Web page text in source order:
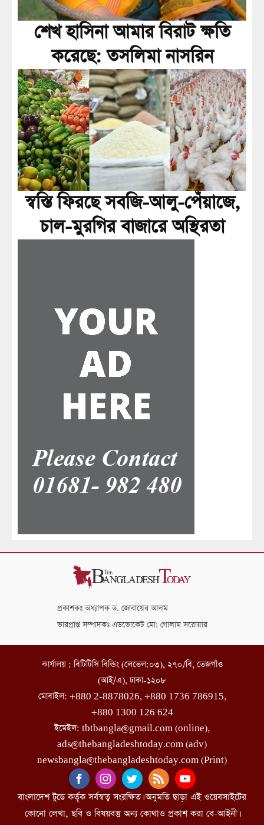
শেখ হাসিনা আমার বিরাট ক্ষতি
করেছে: তসলিমা নাসরিন
স্বস্তি ফিরছে সবজি-আলু-পেঁয়াজে,
চাল-মুরগির বাজারে অস্থিরতা
প্রকাশকঃ অধ্যাপক ড. জোবায়ের আলম
ভারপ্রাপ্ত সম্পাদকঃ এডভোকেট মো: গোলাম সরোয়ার
কার্যালয় : বিটিটিসি বিল্ডিং (লেভেল:০৩), ২৭০/বি, তেজগাঁও
(আই/এ), ঢাকা-১২০৮
মোবাইল: +880 2-8878026, +880 1736 786915,
+880 1300 126 624
ইমেইল: tbtbangla@gmail.com (online),
ads@thebangladeshtoday.com (adv)
newsbangla@thebangladeshtoday.com (Print)
বাংলাদেশ টুডে কর্তৃক সর্বস্বত্ব সংরক্ষিত। অনুমতি ছাড়া এই ওয়েবসাইটের
কোনো লেখা, ছবি ও বিষয়বস্তু অন্য কোথাও প্রকাশ করা বে-আইনী।